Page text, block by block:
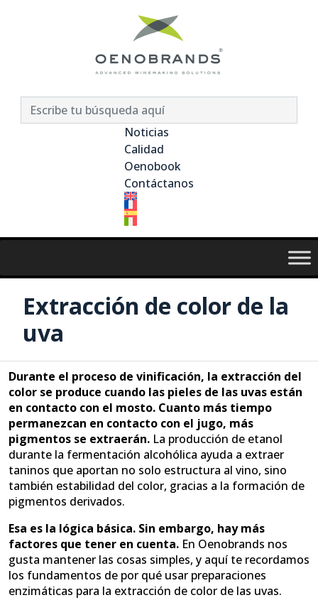
Noticias
Calidad
Oenobook
Contáctanos
Extracción de color de la
uva
Durante el proceso de vinificación, la extracción del
color se produce cuando las pieles de las uvas están
en contacto con el mosto. Cuanto más tiempo
permanezcan en contacto con el jugo, más
pigmentos se extraerán. La producción de etanol
durante la fermentación alcohólica ayuda a extraer
taninos que aportan no solo estructura al vino, sino
también estabilidad del color, gracias a la formación de
pigmentos derivados.
Esa es la lógica básica. Sin embargo, hay más
factores que tener en cuenta. En Oenobrands nos
gusta mantener las cosas simples, y aquí te recordamos
los fundamentos de por qué usar preparaciones
enzimáticas para la extracción de color de las uvas.